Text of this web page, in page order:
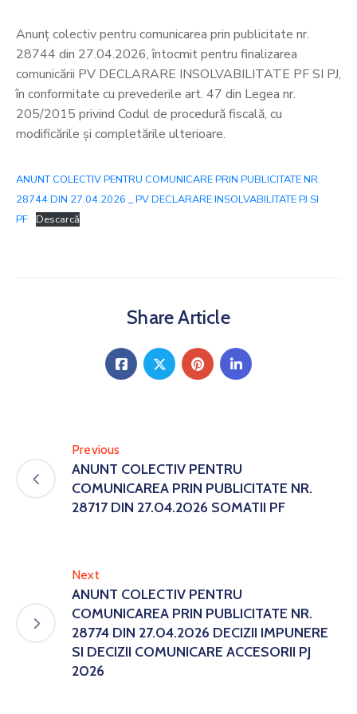
Anunț colectiv pentru comunicarea prin publicitate nr.
28744 din 27.04.2026, întocmit pentru finalizarea
comunicării PV DECLARARE INSOLVABILITATE PF SI PJ,
în conformitate cu prevederile art. 47 din Legea nr.
205/2015 privind Codul de procedură fiscală, cu
modificările și completările ulterioare.
ANUNT COLECTIV PENTRU COMUNICARE PRIN PUBLICITATE NR.
28744 DIN 27.04.2026 _ PV DECLARARE INSOLVABILITATE PJ SI
PF
Descarcă
Share Article
Previous
ANUNT COLECTIV PENTRU
COMUNICAREA PRIN PUBLICITATE NR.
28717 DIN 27.04.2026 SOMATII PF
Next
ANUNT COLECTIV PENTRU
COMUNICAREA PRIN PUBLICITATE NR.
28774 DIN 27.04.2026 DECIZII IMPUNERE
SI DECIZII COMUNICARE ACCESORII PJ
2026